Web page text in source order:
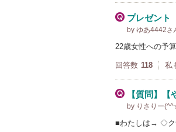
プレゼント
by ゆあ4442さ
22歳女性への予
回答数 118 私
【質問】
by りさりー
■わたしは→ ◇ク